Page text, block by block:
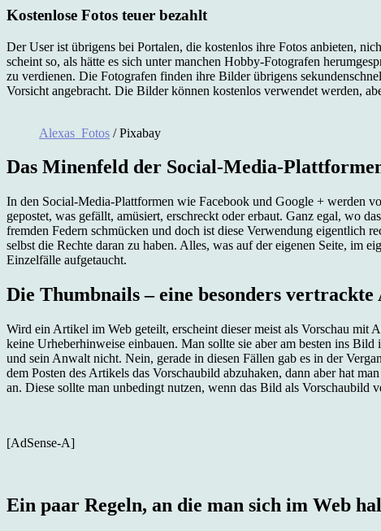
Kostenlose Fotos teuer bezahlt
Der User ist übrigens bei Portalen, die kostenlos ihre Fotos anbieten,
scheint so, als hätte es sich unter manchen Hobby-Fotografen
zu verdienen. Die Fotografen finden ihre Bilder übrigens
Vorsicht angebracht. Die Bilder können kostenlos verwendet werden,
Alexas_Fotos / Pixabay
Das Minenfeld der Social-Media-
In den Social-Media-Plattformen wie Facebook und Google + werden
gepostet, was gefällt, amüsiert, erschreckt oder erbaut. Ganz egal, wo
fremden Federn schmücken und doch ist diese Verwendung eigentlich
selbst die Rechte daran zu haben. Alles, was auf der eigenen Seite, im
Einzelfälle aufgetaucht.
Die Thumbnails – eine besonders vertrackte
Wird ein Artikel im Web geteilt, erscheint dieser meist als Vorschau
keine Urheberhinweise einbauen. Man sollte sie aber am besten ins
und sein Anwalt nicht. Nein, gerade in diesen Fällen gab es in der
dem Posten des Artikels das Vorschaubild abzuhaken, dann aber hat
an. Diese sollte man unbedingt nutzen, wenn das Bild als
[AdSense-A]
Ein paar Regeln, an die man sich im Web